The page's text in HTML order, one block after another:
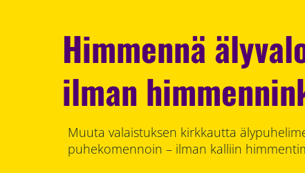
Himmennä
ilman
Muuta valaistuksen kirkkautta
puhekomennoin – ilman kalliin